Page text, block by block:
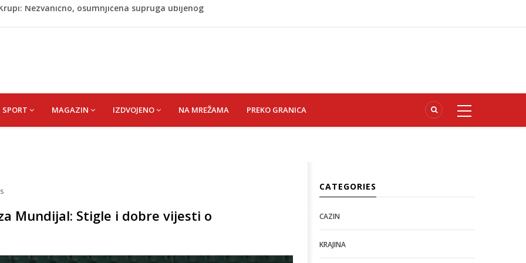
Senija – Sena
obilježavanja godišnjice: "Doživjela sam poniženje
sinu"
Nezvanično, osumnjičena supruga ubijenog
SPORT MAGAZIN IZDVOJENO NA MREŽAMA PREKO GRANICA
Mundijal: Stigle i dobre vijesti o
CATEGORIES
CAZIN
KRAJINA